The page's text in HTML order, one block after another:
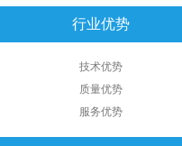
行业优势
技术优势
质量优势
服务优势